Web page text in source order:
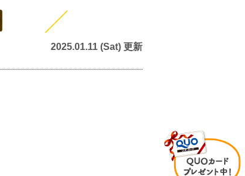
2025.01.11 (Sat) 更新